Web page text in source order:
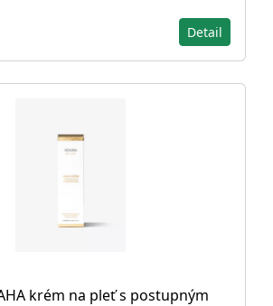
Detail
krém na pleť s postupným